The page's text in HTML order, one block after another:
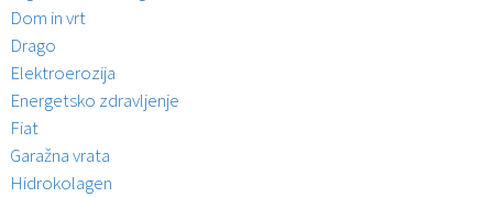
Dom in vrt
Drago
Elektroerozija
Energetsko zdravljenje
Fiat
Garažna vrata
Hidrokolagen